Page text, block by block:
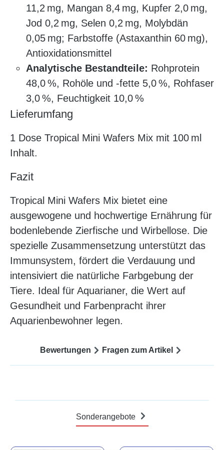
11,2 mg, Mangan 8,4 mg, Kupfer 2,0 mg,
Jod 0,2 mg, Selen 0,2 mg, Molybdän
0,05 mg; Farbstoffe (Astaxanthin 60 mg),
Antioxidationsmittel
Analytische Bestandteile: Rohprotein
48,0 %, Rohöle und -fette 5,0 %, Rohfaser
3,0 %, Feuchtigkeit 10,0 %
Lieferumfang
1 Dose Tropical Mini Wafers Mix mit 100 ml
Inhalt.
Fazit
Tropical Mini Wafers Mix bietet eine
ausgewogene und hochwertige Ernährung für
bodenlebende Zierfische und Wirbellose. Die
spezielle Zusammensetzung unterstützt das
Immunsystem, fördert die Verdauung und
intensiviert die natürliche Farbgebung der
Tiere. Ideal für Aquarianer, die Wert auf
Gesundheit und Farbenpracht ihrer
Aquarienbewohner legen.
Bewertungen Fragen zum Artikel
Sonderangebote